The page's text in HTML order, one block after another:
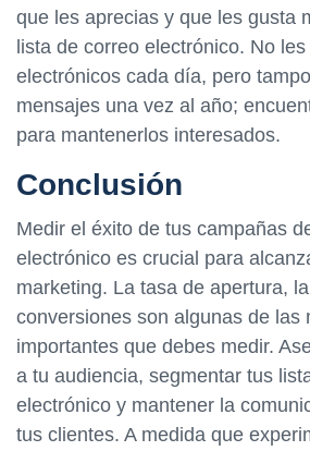
que les aprecias y que les gusta
lista de correo electrónico. No
electrónicos cada día, pero
mensajes una vez al año;
para mantenerlos interesados.
Conclusión
Medir el éxito de tus campañas
electrónico es crucial para
marketing. La tasa de apertura,
conversiones son algunas de las
importantes que debes medir.
a tu audiencia, segmentar tus
electrónico y mantener la
tus clientes. A medida que